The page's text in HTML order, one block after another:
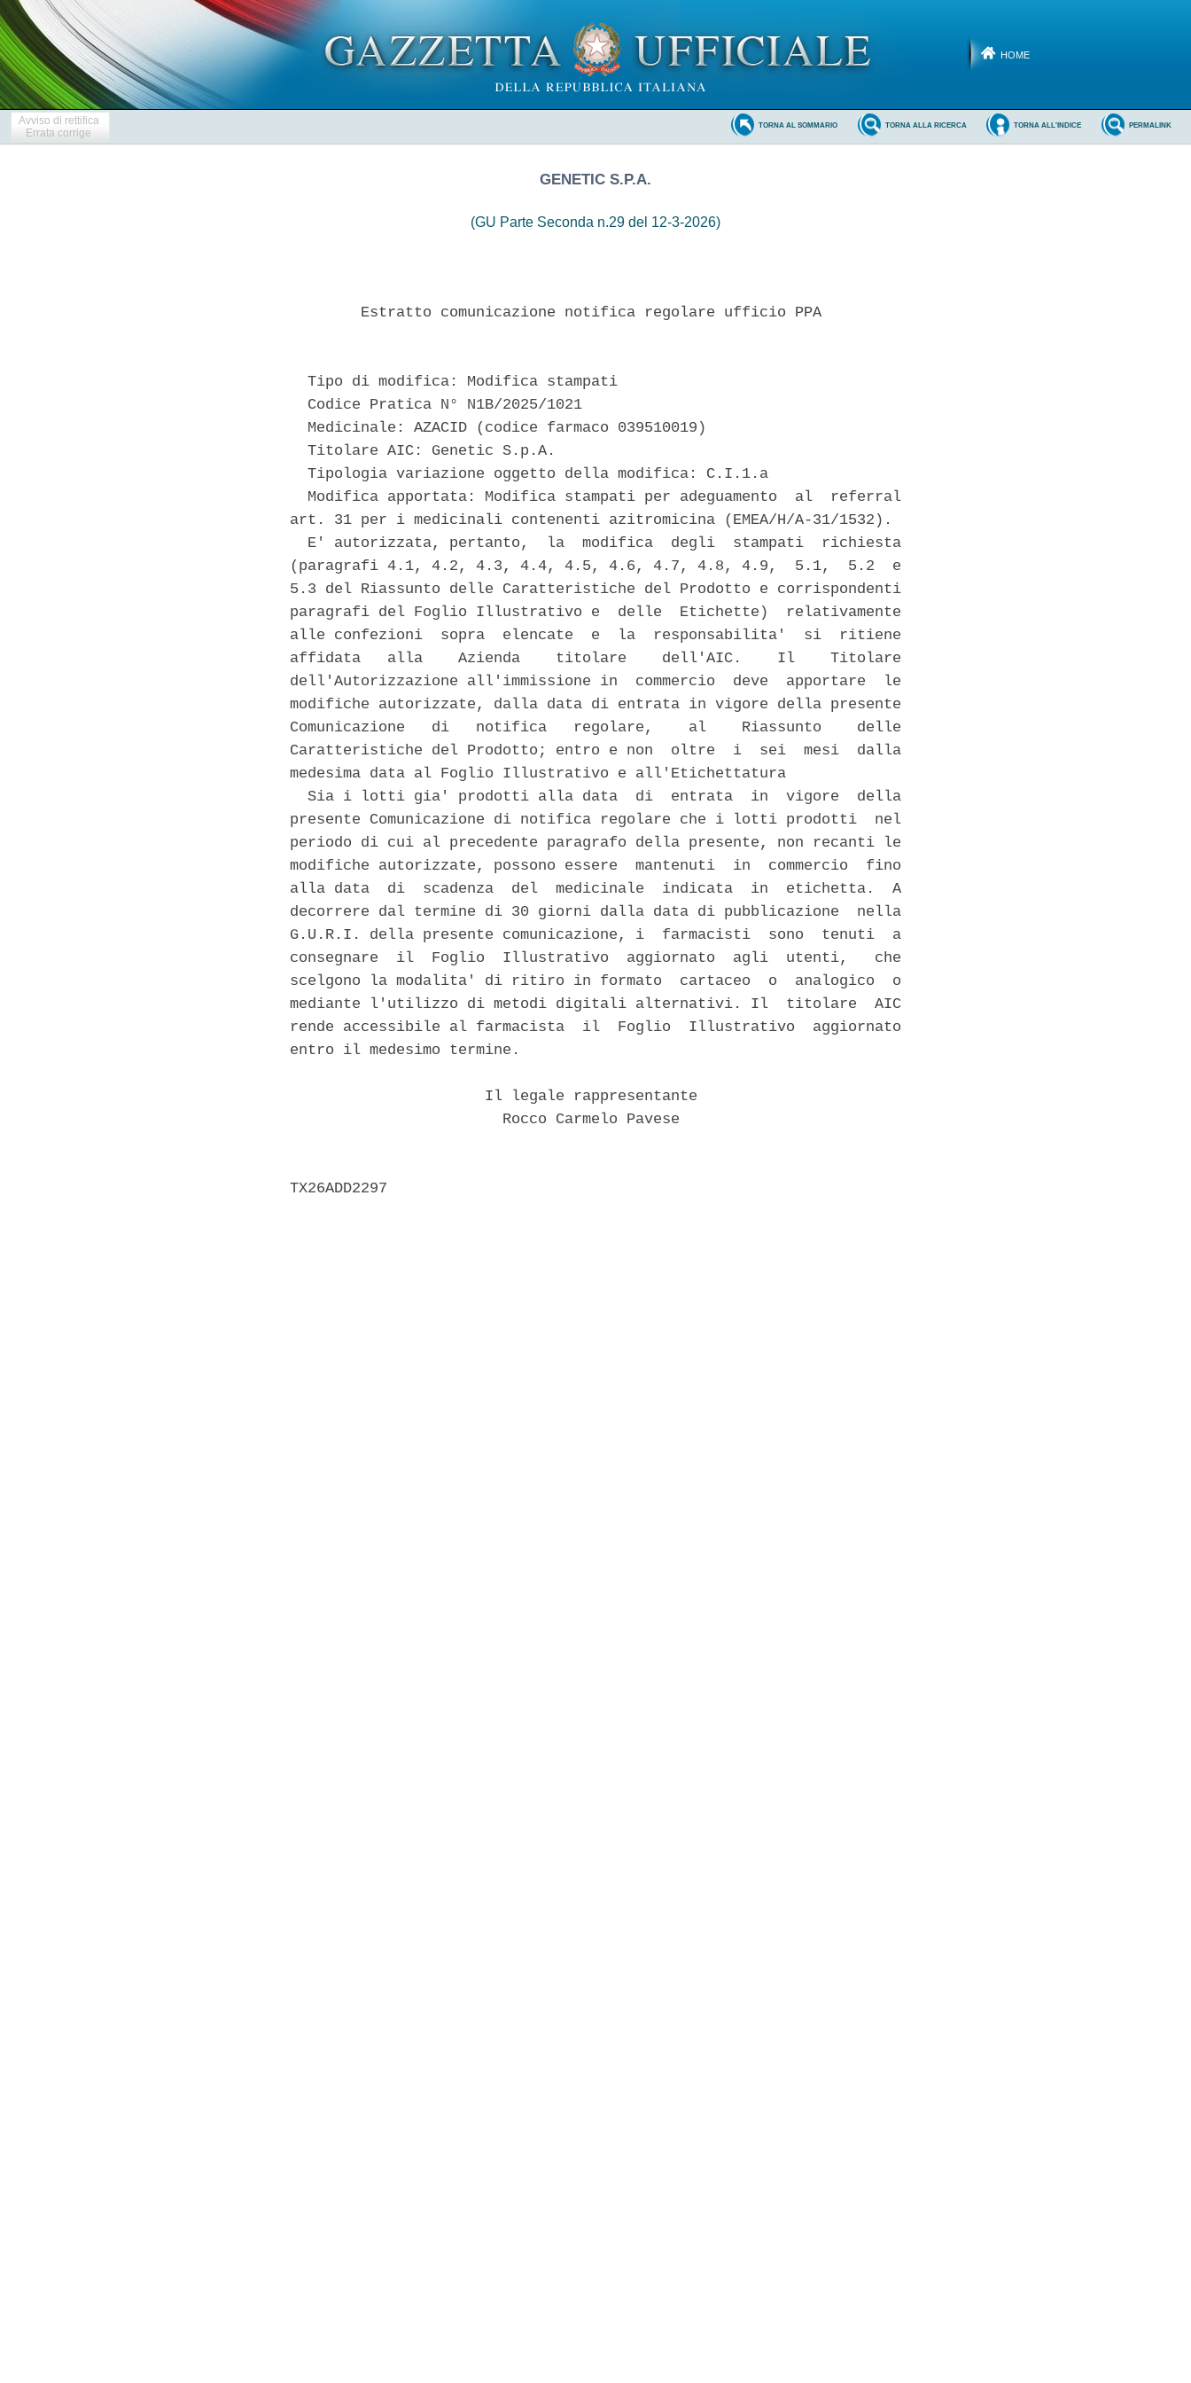
HOME
Avviso di rettifica
Errata corrige
PERMALINK
TORNA ALL'INDICE
TORNA ALLA RICERCA
TORNA AL SOMMARIO
GENETIC S.P.A.
(GU Parte Seconda n.29 del 12-3-2026)
        Estratto comunicazione notifica regolare ufficio PPA
  Tipo di modifica: Modifica stampati
  Codice Pratica N° N1B/2025/1021
  Medicinale: AZACID (codice farmaco 039510019)
  Titolare AIC: Genetic S.p.A.
  Tipologia variazione oggetto della modifica: C.I.1.a
  Modifica apportata: Modifica stampati per adeguamento  al  referral
art. 31 per i medicinali contenenti azitromicina (EMEA/H/A-31/1532).
  E' autorizzata, pertanto,  la  modifica  degli  stampati  richiesta
(paragrafi 4.1, 4.2, 4.3, 4.4, 4.5, 4.6, 4.7, 4.8, 4.9,  5.1,  5.2  e
5.3 del Riassunto delle Caratteristiche del Prodotto e corrispondenti
paragrafi del Foglio Illustrativo e  delle  Etichette)  relativamente
alle confezioni  sopra  elencate  e  la  responsabilita'  si  ritiene
affidata   alla    Azienda    titolare    dell'AIC.    Il    Titolare
dell'Autorizzazione all'immissione in  commercio  deve  apportare  le
modifiche autorizzate, dalla data di entrata in vigore della presente
Comunicazione   di   notifica   regolare,    al    Riassunto    delle
Caratteristiche del Prodotto; entro e non  oltre  i  sei  mesi  dalla
medesima data al Foglio Illustrativo e all'Etichettatura
  Sia i lotti gia' prodotti alla data  di  entrata  in  vigore  della
presente Comunicazione di notifica regolare che i lotti prodotti  nel
periodo di cui al precedente paragrafo della presente, non recanti le
modifiche autorizzate, possono essere  mantenuti  in  commercio  fino
alla data  di  scadenza  del  medicinale  indicata  in  etichetta.  A
decorrere dal termine di 30 giorni dalla data di pubblicazione  nella
G.U.R.I. della presente comunicazione, i  farmacisti  sono  tenuti  a
consegnare  il  Foglio  Illustrativo  aggiornato  agli  utenti,   che
scelgono la modalita' di ritiro in formato  cartaceo  o  analogico  o
mediante l'utilizzo di metodi digitali alternativi. Il  titolare  AIC
rende accessibile al farmacista  il  Foglio  Illustrativo  aggiornato
entro il medesimo termine.
                      Il legale rappresentante
                        Rocco Carmelo Pavese